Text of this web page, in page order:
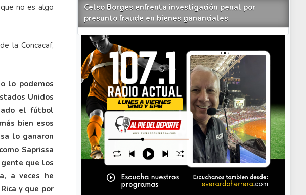
Celso Borges enfrenta investigación penal por
presunto fraude en bienes gananciales
Your Add Here !!
no es algo
la Concacaf,
lo podemos
Unidos
el fútbol
bien esos
lo ganaron
Saprissa
gente que los
a veces he
y que por